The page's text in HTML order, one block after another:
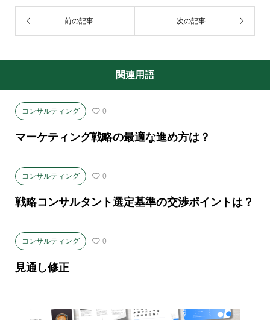
前の記事 次の記事
関連用語
コンサルティング 0
マーケティング戦略の最適な進め方は？
コンサルティング 0
戦略コンサルタント選定基準の交渉ポイントは？
コンサルティング 0
見通し修正